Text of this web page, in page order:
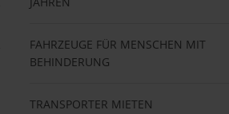
FAHRZEUGE FÜR MENSCHEN MIT
BEHINDERUNG
TRANSPORTER MIETEN